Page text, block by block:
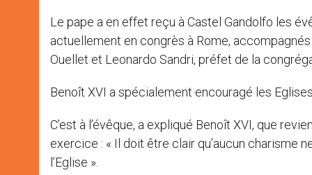
Le pape a en effet reçu à Castel Gandolfo les
actuellement en congrès à Rome,
Ouellet et Leonardo Sandri, préfet de la
Benoît XVI a spécialement encouragé les
C’est à l’évêque, a expliqué Benoît XVI, que
exercice : « Il doit être clair qu’aucun charisme
l’Eglise ».